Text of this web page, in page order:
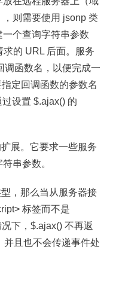
则需要使用 jsonp 类
个查询字符串参数
的 URL 后面。服务
调函数名，以便完成一
定回调函数的参数名
设置 $.ajax() 的
展。它要求一些服务
串参数。
，那么当从服务器接
标签而不是
下，$.ajax() 不再返
并且也不会传递事件处